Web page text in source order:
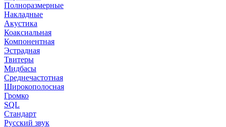
Полноразмерные
Накладные
Акустика
Коаксиальная
Компонентная
Эстрадная
Твитеры
Мидбасы
Среднечастотная
Широкополосная
Громко
SQL
Стандарт
Русский звук